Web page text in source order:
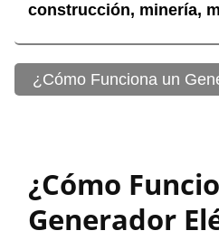
construcción, minería,
¿Cómo Funciona un
¿Cómo
Generador